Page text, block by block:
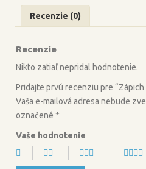
c
e
o
o
i
t
e
r
Recenzie (0)
Recenzie
Nikto zatiaľ nepridal hodnotenie.
Pridajte prvú recenziu pre
Vaša e-mailová adresa nebude
označené *
Vaše hodnotenie